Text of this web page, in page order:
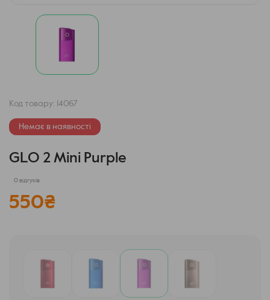
Код товару: 14067
Немає в наявності
GLO 2 Mini Purple
0 відгуків
550₴